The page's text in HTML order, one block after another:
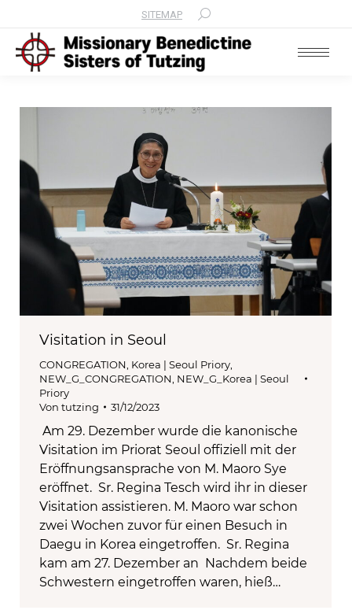
SITEMAP Search:
Visitation in Seoul
CONGREGATION Korea | Seoul Priory
NEW_G_CONGREGATION NEW_G_Korea | Seoul
Priory
Von tutzing 31/12/2023
Am 29. Dezember wurde die kanonische
Visitation im Priorat Seoul offiziell mit der
Eröffnungsansprache von M. Maoro Sye
eröffnet. Sr. Regina Tesch wird ihr in dieser
Visitation assistieren. M. Maoro war schon
zwei Wochen zuvor für einen Besuch in
Daegu in Korea eingetroffen. Sr. Regina
kam am 27. Dezember an Nachdem beide
Schwestern eingetroffen waren, hieß…